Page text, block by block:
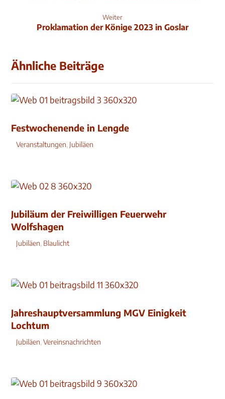
Weiter
Proklamation der Könige 2023 in Goslar
Ähnliche Beiträge
Festwochenende in Lengde
Veranstaltungen, Jubiläen
Jubiläum der Freiwilligen Feuerwehr
Wolfshagen
Jubiläen, Blaulicht
Jahreshauptversammlung MGV Einigkeit
Lochtum
Jubiläen,Vereinsnachrichten